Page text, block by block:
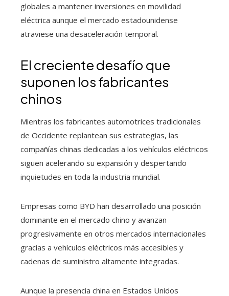
globales a mantener inversiones en movilidad
eléctrica aunque el mercado estadounidense
atraviese una desaceleración temporal.
El creciente desafío que
suponen los fabricantes
chinos
Mientras los fabricantes automotrices tradicionales
de Occidente replantean sus estrategias, las
compañías chinas dedicadas a los vehículos eléctricos
siguen acelerando su expansión y despertando
inquietudes en toda la industria mundial.
Empresas como BYD han desarrollado una posición
dominante en el mercado chino y avanzan
progresivamente en otros mercados internacionales
gracias a vehículos eléctricos más accesibles y
cadenas de suministro altamente integradas.
Aunque la presencia china en Estados Unidos